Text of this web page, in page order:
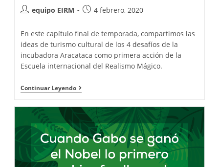
equipo EIRM 4 febrero, 2020
En este capítulo final de temporada, compartimos las
ideas de turismo cultural de los 4 desafíos de la
incubadora Aracataca como primera acción de la
Escuela internacional del Realismo Mágico.
Continuar Leyendo